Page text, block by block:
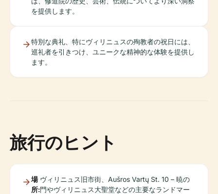
を提供します。
特別な典礼、特にヴィリニュスの殉教者の祝日には、
巡礼者を引きつけ、ユニークな精神的な体験を提供し
ます。
旅行のヒント
場
所:
ヴィリニュス旧市街、Aušros Vartų St. 10 – 暁の
門やヴィリニュス大聖堂などの主要なランドマー